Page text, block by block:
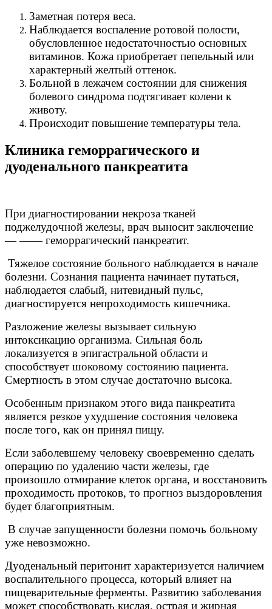
Заметная потеря веса.
Наблюдается воспаление ротовой полости,
обусловленное недостаточностью основных
витаминов. Кожа приобретает пепельный или
характерный желтый оттенок.
Больной в лежачем состоянии для снижения
болевого синдрома подтягивает колени к
животу.
Происходит повышение температуры тела.
Клиника геморрагического и
дуоденального панкреатита
При диагностировании некроза тканей
поджелудочной железы, врач выносит заключение
— —— геморрагический панкреатит.
Тяжелое состояние больного наблюдается в начале
болезни. Сознания пациента начинает путаться,
наблюдается слабый, нитевидный пульс,
диагностируется непроходимость кишечника.
Разложение железы вызывает сильную
интоксикацию организма. Сильная боль
локализуется в эпигастральной области и
способствует шоковому состоянию пациента.
Смертность в этом случае достаточно высока.
Особенным признаком этого вида панкреатита
является резкое ухудшение состояния человека
после того, как он принял пищу.
Если заболевшему человеку своевременно сделать
операцию по удалению части железы, где
произошло отмирание клеток органа, и восстановить
проходимость протоков, то прогноз выздоровления
будет благоприятным.
В случае запущенности болезни помочь больному
уже невозможно.
Дуоденальный перитонит характеризуется наличием
воспалительного процесса, который влияет на
пищеварительные ферменты. Развитию заболевания
может способствовать кислая, острая и жирная